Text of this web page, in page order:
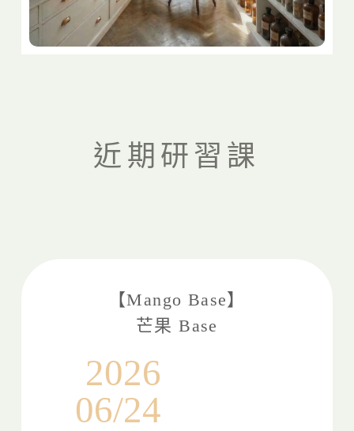
近期研習課
【Mango Base】
芒果 Base
2026
06/24